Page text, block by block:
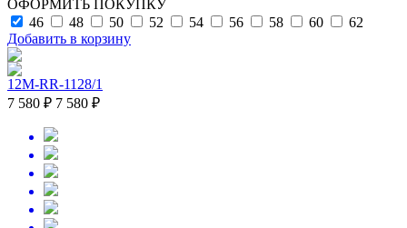
ОФОРМИТЬ ПОКУПКУ
46
48 50 52 54 56 58 60
62
Добавить в корзину
12M-RR-1128/1
7 580 ₽ 7 580 ₽